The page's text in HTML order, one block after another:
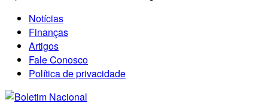
Notícias
Finanças
Artigos
Fale Conosco
Política de privacidade